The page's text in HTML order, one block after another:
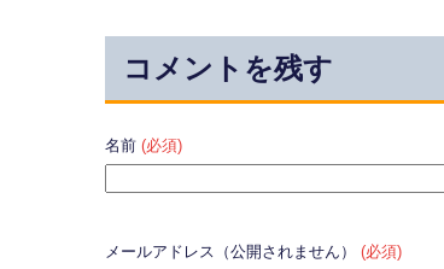
コメントを残す
名前 (必須)
メールアドレス（公開されません） (必須)